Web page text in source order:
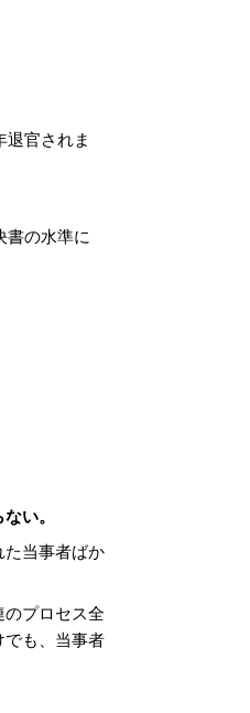
退官されま
書の水準に
い。
た当事者ばか
プロセス全
でも、当事者